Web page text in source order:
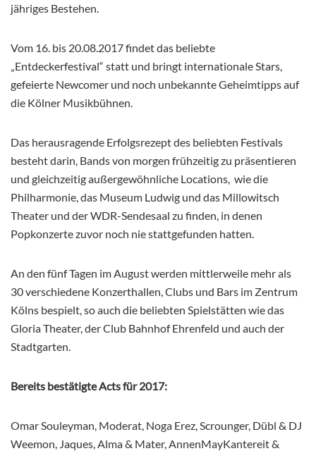
jähriges Bestehen.
Vom 16. bis 20.08.2017 findet das beliebte
„Entdeckerfestival“ statt und bringt internationale Stars,
gefeierte Newcomer und noch unbekannte Geheimtipps auf
die Kölner Musikbühnen.
Das herausragende Erfolgsrezept des beliebten Festivals
besteht darin, Bands von morgen frühzeitig zu präsentieren
und gleichzeitig außergewöhnliche Locations, wie die
Philharmonie, das Museum Ludwig und das Millowitsch
Theater und der WDR-Sendesaal zu finden, in denen
Popkonzerte zuvor noch nie stattgefunden hatten.
An den fünf Tagen im August werden mittlerweile mehr als
30 verschiedene Konzerthallen, Clubs und Bars im Zentrum
Kölns bespielt, so auch die beliebten Spielstätten wie das
Gloria Theater, der Club Bahnhof Ehrenfeld und auch der
Stadtgarten.
Bereits bestätigte Acts für 2017:
Omar Souleyman, Moderat, Noga Erez, Scrounger, Dübl & DJ
Weemon, Jaques, Alma & Mater, AnnenMayKantereit &